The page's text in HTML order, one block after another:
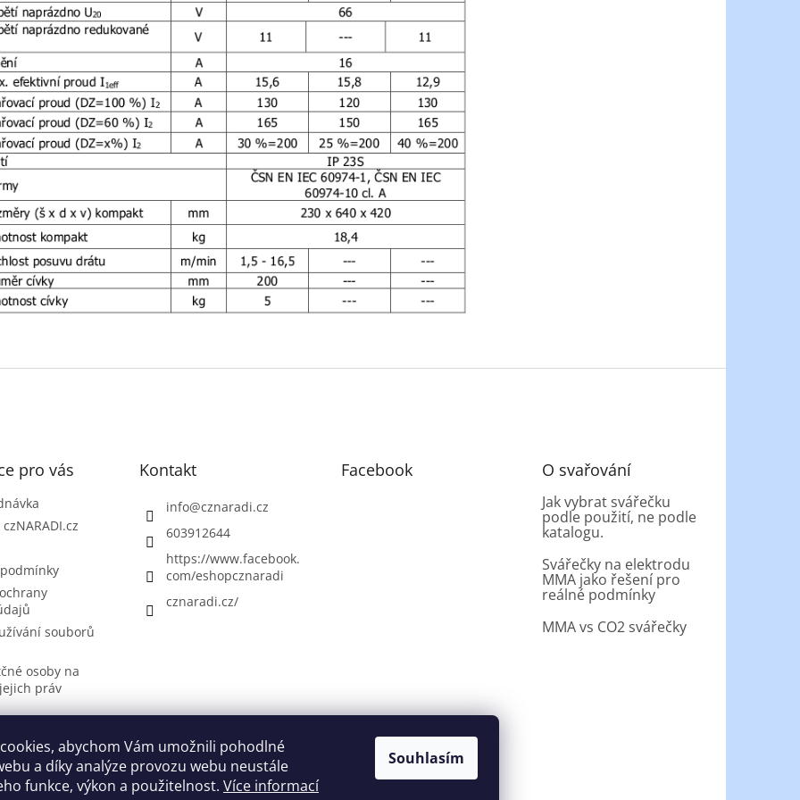
abychom Vám umožnili pohodlné
a díky analýze provozu webu neustále
funkce, výkon a použitelnost. Více informací
Souhlasím
pro vás
souborů
osoby na
práv
Kontakt
info@cznaradi.cz
603912644
https://www.facebook.
com/eshopcznaradi
cznaradi.cz/
Facebook O svařování
Jak vybrat svářečku
podle použití, ne podle
katalogu.
Svářečky na elektrodu
MMA jako řešení pro
reálné podmínky
MMA vs CO2 svářečky
Možnosti doručení Nakupovani Možností platby Výběr svářečky